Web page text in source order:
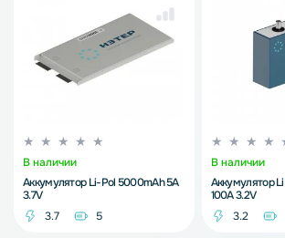
В наличии
Аккумулятор Li-Pol 5000mAh 5A
3.7V
3.7
5
В наличии
Аккумулятор
100A 3.2V
3.2